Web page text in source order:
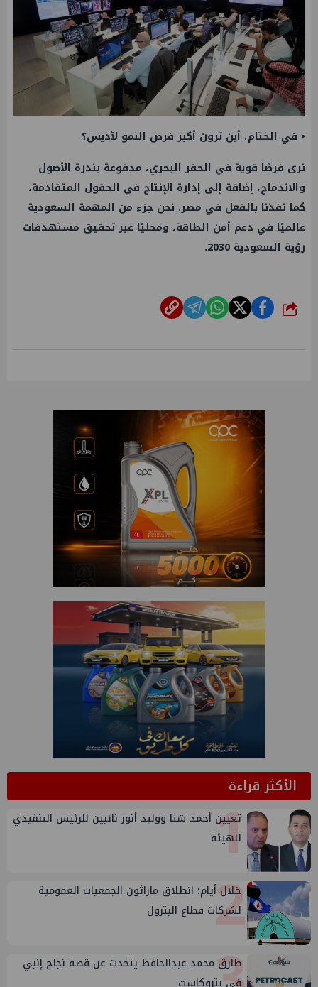
• في الختام، أين ترون أكبر فرص النمو لأديس؟
نرى فرصًا قوية في الحفر البحري، مدفوعة بندرة الأصول
والاندماج، إضافة إلى إدارة الإنتاج في الحقول المتقادمة،
كما نفذنا بالفعل في مصر. نحن جزء من المهمة السعودية
عالميًا في دعم أمن الطاقة، ومحليًا عبر تحقيق مستهدفات
رؤية السعودية 2030.
شارك
الأكثر قراءة1
تعيين أحمد شتا ووليد أنور نائبين للرئيس التنفيذي
للهيئة
2
خلال أيام: انطلاق ماراثون الجمعيات العمومية
لشركات قطاع البترول
طارق محمد عبدالحافظ يتحدث عن قصة نجاح إنبي